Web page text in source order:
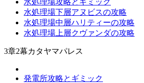
水処理場攻略とギミック
水処理場下層アヌビスの攻略
水処理場中層ハリティーの攻略
水処理場上層クヴァンダの攻略
3章2幕カタヤマパレス
発電所攻略とギミック